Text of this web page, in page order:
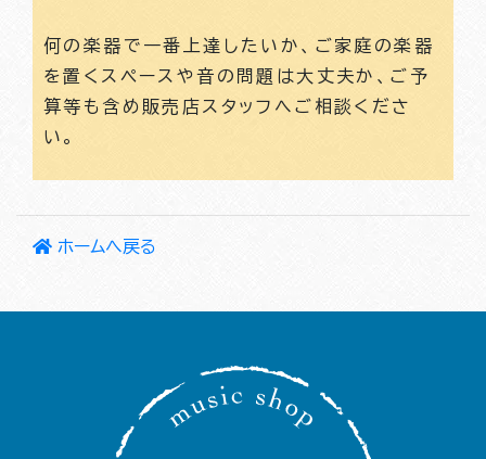
何の楽器で一番上達したいか、ご家庭の楽器
を置くスペースや音の問題は大丈夫か、ご予
算等も含め販売店スタッフへご相談くださ
い。
ホームへ戻る